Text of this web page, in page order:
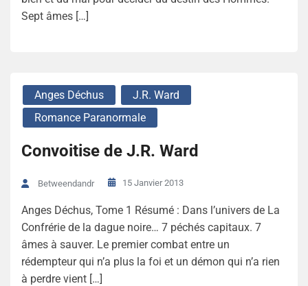
Sept âmes […]
Anges Déchus
J.R. Ward
Romance Paranormale
Convoitise de J.R. Ward
Betweendandr 15 Janvier 2013
Anges Déchus, Tome 1 Résumé : Dans l’univers de La
Confrérie de la dague noire… 7 péchés capitaux. 7
âmes à sauver. Le premier combat entre un
rédempteur qui n’a plus la foi et un démon qui n’a rien
à perdre vient […]